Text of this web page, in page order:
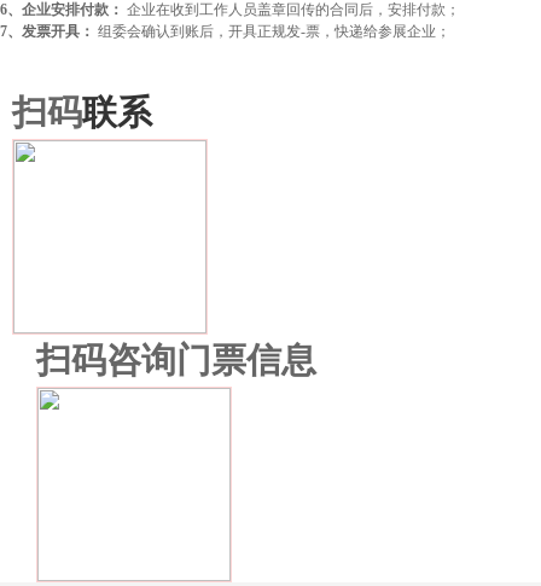
6、企业安排付款： 企业在收到工作人员盖章回传的合同后，安排付款；
7、发票开具： 组委会确认到账后，开具正规发-票，快递给参展企业；
扫码联系
扫码咨询门票信息